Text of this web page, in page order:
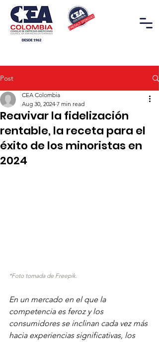
Post
Reavivar la fidelización
rentable, la receta para el
éxito de los minoristas en
2024
CEA Colombia
Aug 30, 2024 7 min read
*Foto tomada de Freepik.
En un mercado en el que la
competencia es feroz y los
consumidores se inclinan cada vez más
hacia experiencias significativas, los